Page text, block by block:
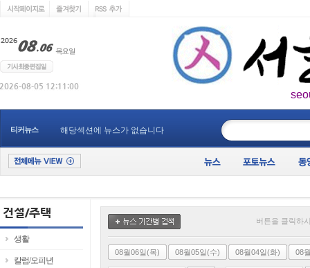
티커뉴스 해당섹션에 뉴스가 없습니다
생활
칼럼/오피년
버튼을 클릭하
08월06일(목) 08월05일(수) 08월04일(화) 08